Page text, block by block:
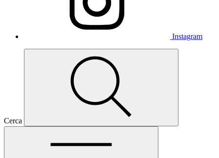
Instagram
Cerca